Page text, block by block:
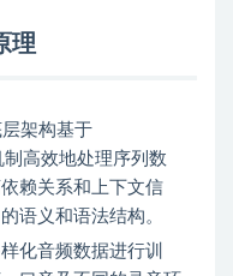
理
层架构基于
制高效地处理序列数
赖关系和上下文信
语义和语法结构。
化音频数据进行训